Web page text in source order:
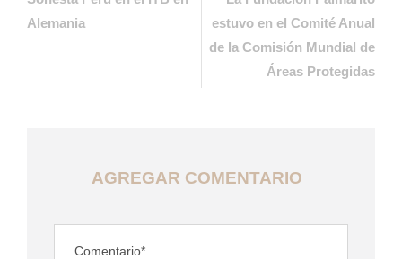
Alemania
estuvo en el Comité Anual
de la Comisión Mundial de
Áreas Protegidas
AGREGAR COMENTARIO